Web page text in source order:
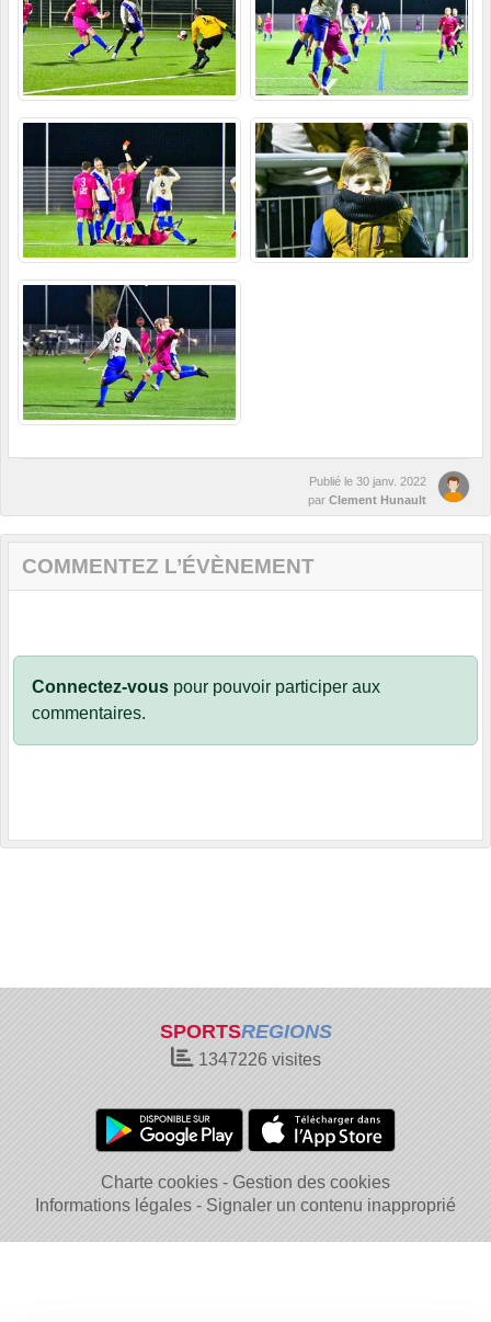
Publié le 30 janv. 2022
par Clement Hunault
COMMENTEZ L’ÉVÈNEMENT
Connectez-vous pour pouvoir participer aux
commentaires.
SPORTSREGIONS
1347226 visites
Charte cookies
Gestion des cookies
Informations légales
Signaler un contenu inapproprié